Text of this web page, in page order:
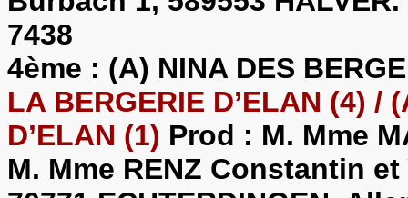
7438
4ème : (A) NINA DES
LA BERGERIE D’ELAN (4) /
D’ELAN (1) Prod : M. Mme
M. Mme RENZ Constantin